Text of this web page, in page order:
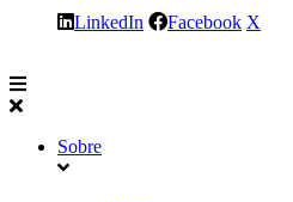
LinkedIn
Facebook X
Sobre